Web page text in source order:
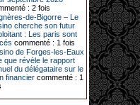
gain gagné depuis plus
l’établissement.
au casino JOA de
: ce mois de mars a
pour quelques
: 2 fois
de-Bigorre – Le
cherche son futur
: Les paris sont
commenté : 1 fois
de Forges-les-Eaux
que révèle le rapport
du délégataire sur le
financier commenté : 1